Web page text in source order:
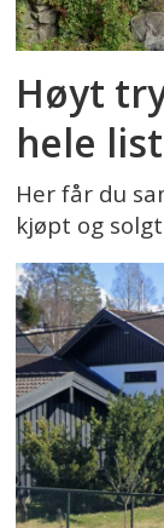
Høyt
hele
Her får du
kjøpt og